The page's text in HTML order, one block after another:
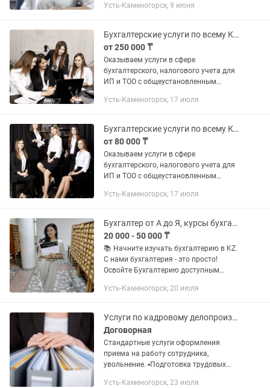
бухгалтерии, предоставляя полный
Усть-Каменогорск, 9 июня
Бухгалтерские услуги по всему Казахстану/Бухгалтер
от 250 000 ₸
Oказывaeм уcлуги в cфepе
бухгалтeрcкого, налогового учета для
ИП и ТОO c общеустановленным
плательщиков НДС. Берем на себя
функции...
Усть-Каменогорск, 17 июля
Бухгалтерские услуги по всему Казахстану/Бухгалтер
от 80 000 ₸
Oказывaeм уcлуги в cфepе
бухгалтeрcкого, налогового учета для
ИП и ТОO c общеустановленным
плательщиков НДС. Берем на себя
функции...
Усть-Каменогорск, 17 июля
Бухгалтер от А до Я, курсы бухгалтерии в BUH CENTER KZ, 1С, складской учет
20 000 - 50 000 ₸
📚 Начните изучать бухгалтерию в KZ.
С нами бухгалтерия - это просто!
Освойте Бухгалтерию доступным
План курса - на фото Во время
Усть-Каменогорск, 20 июля
Услуги по кадровому делопроизводству , бухгалтера по заработной плате.
Договорная
Стандартные услуги оформления
приема на работу сотрудника,
увольнение. ▪︎Подготовка трудовых
▪︎разработка шаблонов должностных
Усть-Каменогорск, 23 июля